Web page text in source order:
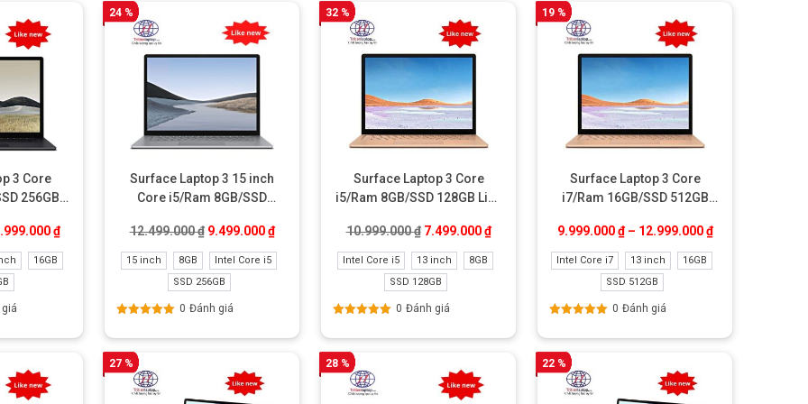
việc, giải trí và kết nối mọi lúc mọi nơi
3 Core
256GB
₫
16GB
24 %
Surface Laptop 3 15 inch
Core i5/Ram 8GB/SSD
12.499.000₫ Giá gốc là: 12.499.000 ₫.
9.499.000₫Giá hiện tại là: 9.499.000 ₫.
15 inch 8GB
Intel Core i5
SSD 256GB
0 Đánh giá
32 %
Surface Laptop 3 Core
i5/Ram 8GB/SSD 128GB Like
10.999.000₫ Giá gốc là: 10.999.000 ₫.
7.499.000₫Giá hiện tại là: 7.499.000 ₫.
Intel Core i5 13 inch
8GB
SSD 128GB
0 Đánh giá
19 %
Surface Laptop 3 Core
i7/Ram 16GB/SSD 512GB
9.999.000₫– 12.999.000₫
Intel Core i7 13 inch
16GB
SSD 512GB
0 Đánh giá
27 % 28 % 22 %